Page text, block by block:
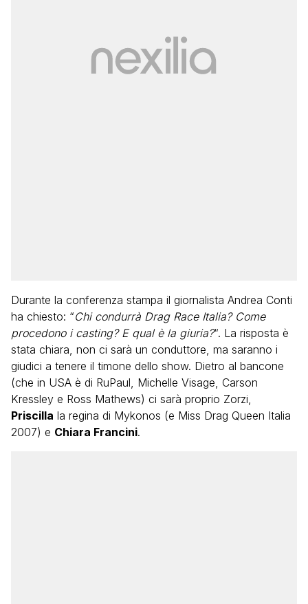
Durante la conferenza stampa il giornalista Andrea Conti
ha chiesto: “Chi condurrà Drag Race Italia? Come
procedono i casting? E qual è la giuria?“. La risposta è
stata chiara, non ci sarà un conduttore, ma saranno i
giudici a tenere il timone dello show. Dietro al bancone
(che in USA è di RuPaul, Michelle Visage, Carson
Kressley e Ross Mathews) ci sarà proprio Zorzi,
Priscilla la regina di Mykonos (e Miss Drag Queen Italia
2007) e Chiara Francini.